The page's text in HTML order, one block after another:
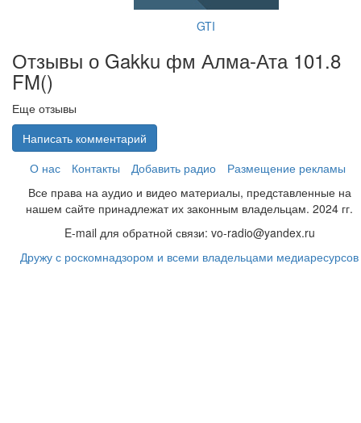
GTI
Отзывы о Gakku фм Алма-Ата 101.8
FM()
Еще отзывы
Написать комментарий
О нас
Контакты Добавить радио
Размещение рекламы
Все права на аудио и видео материалы, представленные на
нашем сайте принадлежат их законным владельцам. 2024 гг.
E-mail для обратной связи: vo-radio@yandex.ru
Дружу с роскомнадзором и всеми владельцами медиаресурсов